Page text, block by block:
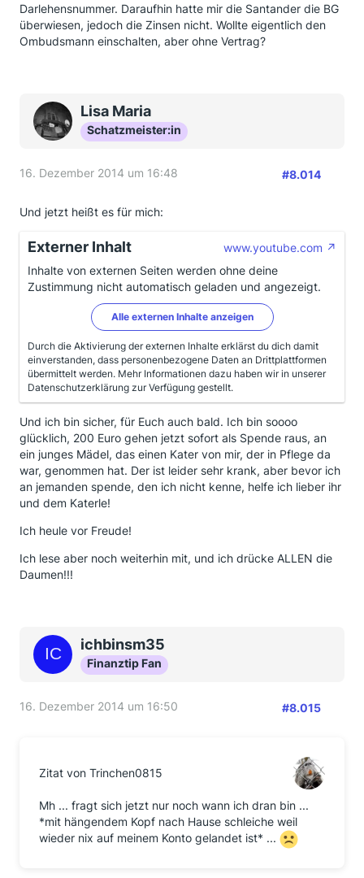
Darlehensnummer. Daraufhin hatte mir die Santander die BG
überwiesen, jedoch die Zinsen nicht. Wollte eigentlich den
Ombudsmann einschalten, aber ohne Vertrag?
Lisa Maria
Schatzmeister:in
16. Dezember 2014 um 16:48 #8.014
Und jetzt heißt es für mich:
Externer Inhalt
www.youtube.com
Inhalte von externen Seiten werden ohne deine
Zustimmung nicht automatisch geladen und angezeigt.
Alle externen Inhalte anzeigen
Durch die Aktivierung der externen Inhalte erklärst du dich damit
einverstanden, dass personenbezogene Daten an Drittplattformen
übermittelt werden. Mehr Informationen dazu haben wir in unserer
Datenschutzerklärung zur Verfügung gestellt.
Und ich bin sicher, für Euch auch bald. Ich bin soooo
glücklich, 200 Euro gehen jetzt sofort als Spende raus, an
ein junges Mädel, das einen Kater von mir, der in Pflege da
war, genommen hat. Der ist leider sehr krank, aber bevor ich
an jemanden spende, den ich nicht kenne, helfe ich lieber ihr
und dem Katerle!
Ich heule vor Freude!
Ich lese aber noch weiterhin mit, und ich drücke ALLEN die
Daumen!!!
ichbinsm35
Finanztip Fan
16. Dezember 2014 um 16:50 #8.015
Zitat von Trinchen0815
Mh ... fragt sich jetzt nur noch wann ich dran bin ...
*mit hängendem Kopf nach Hause schleiche weil
wieder nix auf meinem Konto gelandet ist* ...